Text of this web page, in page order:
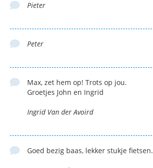
Pieter
Peter
Max, zet hem op! Trots op jou.
Groetjes John en Ingrid
Ingrid Van der Avoird
Goed bezig baas, lekker stukje fietsen.